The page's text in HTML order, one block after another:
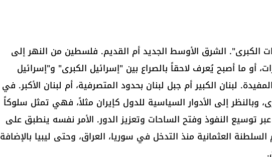
الكبرى". الشرق الأوسط الجديد أم القديم. فلسطين من النهر إلى
أو ما أصبح يُعرف لاحقاً بالصراع بين "إسرائيل الكبرى" و"إسرائيل
لبنان الكبير أم جبل لبنان بحدود المتصرفية، أم لبنان الأكبر. في
إلى الأدوار السياسية للدول كإيران مثلاً، فهي تمثل سلوكاً
توسيع النفوذ وفتح الساحات وتعزيز الدور. الأمر نفسه ينطبق على
العثمانية منذ التدخل في سوريا، العراق، وحتى ليبيا بالإضافة